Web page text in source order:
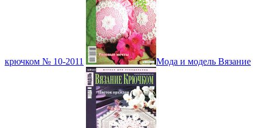
крючком № 10-2011 Мода и модель Вязание